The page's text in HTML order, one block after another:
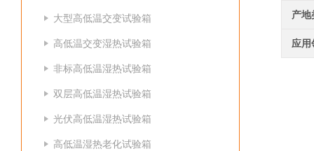
大型高低温交变试验箱
高低温交变湿热试验箱
非标高低温湿热试验箱
双层高低温湿热试验箱
光伏高低温湿热试验箱
高低温湿热老化试验箱
产地
应用